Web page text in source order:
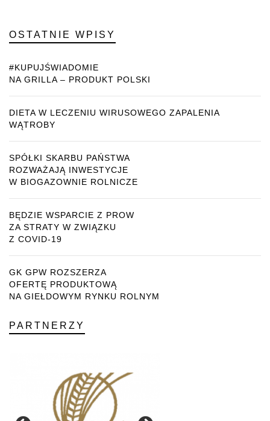
OSTATNIE WPISY
#KUPUJŚWIADOMIE
NA GRILLA – PRODUKT POLSKI
DIETA W LECZENIU WIRUSOWEGO ZAPALENIA
WĄTROBY
SPÓŁKI SKARBU PAŃSTWA
ROZWAŻAJĄ INWESTYCJE
W BIOGAZOWNIE ROLNICZE
BĘDZIE WSPARCIE Z PROW
ZA STRATY W ZWIĄZKU
Z COVID-19
GK GPW ROZSZERZA
OFERTĘ PRODUKTOWĄ
NA GIEŁDOWYM RYNKU ROLNYM
PARTNERZY